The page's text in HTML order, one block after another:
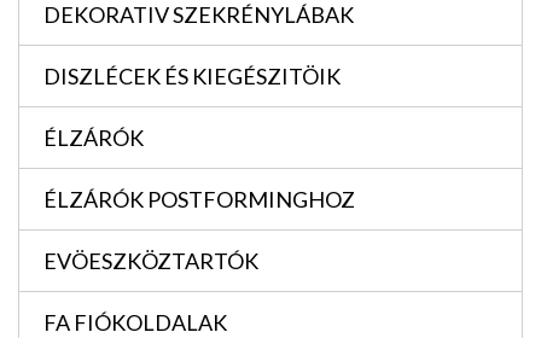
DEKORATIV SZEKRÉNYLÁBAK
DISZLÉCEK ÉS KIEGÉSZITÖIK
ÉLZÁRÓK
ÉLZÁRÓK POSTFORMINGHOZ
EVÖESZKÖZTARTÓK
FA FIÓKOLDALAK